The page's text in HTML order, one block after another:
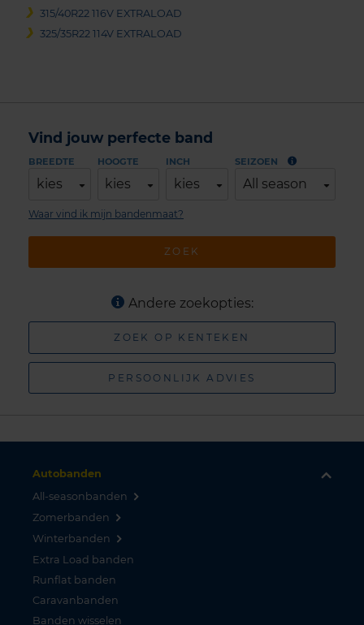
315/40R22 116V EXTRALOAD
325/35R22 114V EXTRALOAD
Vind jouw perfecte band
BREEDTE
kies
HOOGTE
kies
INCH
kies
SEIZOEN
All season
ZOEK
Waar vind ik mijn bandenmaat?
Andere zoekopties:
ZOEK OP KENTEKEN
PERSOONLIJK ADVIES
Autobanden
All-seasonbanden
Zomerbanden
Winterbanden
Extra Load banden
Runflat banden
Caravanbanden
Banden wisselen